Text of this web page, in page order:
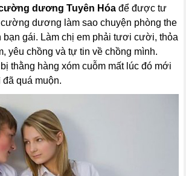
dương Tuyên Hóa để được tư
dương làm sao chuyện phòng the
bạn gái. Làm chị em phải tươi cười, thỏa
yêu chồng và tự tin về chồng mình.
thằng hàng xóm cuỗm mất lúc đó mới
đã quá muộn.